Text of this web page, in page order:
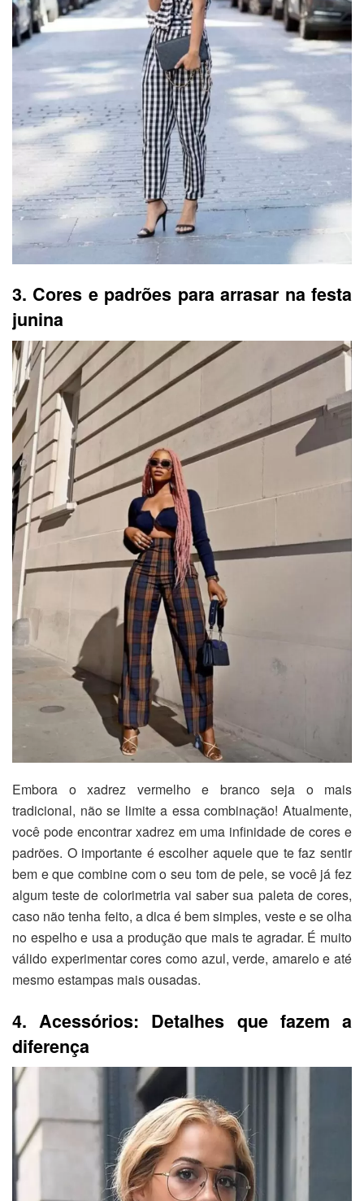
3. Cores e padrões para arrasar na festa
junina
Embora o xadrez vermelho e branco seja o mais
tradicional, não se limite a essa combinação! Atualmente,
você pode encontrar xadrez em uma infinidade de cores e
padrões. O importante é escolher aquele que te faz sentir
bem e que combine com o seu tom de pele, se você já fez
algum teste de colorimetria vai saber sua paleta de cores,
caso não tenha feito, a dica é bem simples, veste e se olha
no espelho e usa a produção que mais te agradar. É muito
válido experimentar cores como azul, verde, amarelo e até
mesmo estampas mais ousadas.
4. Acessórios: Detalhes que fazem a
diferença